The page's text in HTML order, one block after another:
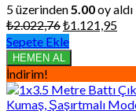
5 üzerinden 5.00oy aldı
₺2.022,76Orijinal
fiyat:
₺2.022,76.
₺1.121,95
Sepete Ekle
HEMEN AL
İndirim!